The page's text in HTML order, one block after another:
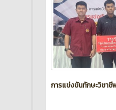
การแข่งขันทักษะวิชา